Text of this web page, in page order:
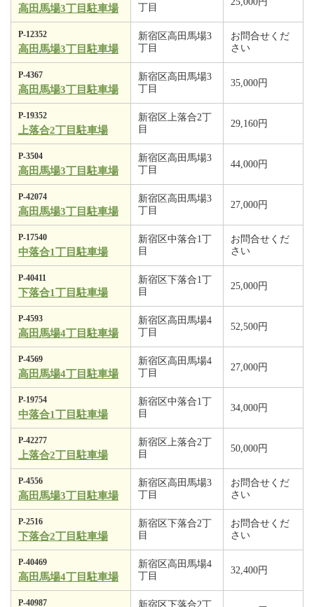
高田馬場3丁目駐車場
丁目
P-12352
高田馬場3丁目駐車場
新宿区高田馬場3
丁目
お問合せくだ
さい
P-4367
高田馬場3丁目駐車場
新宿区高田馬場3
丁目
35,000円
P-19352
上落合2丁目駐車場
新宿区上落合2丁
目
29,160円
P-3504
高田馬場3丁目駐車場
新宿区高田馬場3
丁目
44,000円
P-42074
高田馬場3丁目駐車場
新宿区高田馬場3
丁目
27,000円
P-17540
中落合1丁目駐車場
新宿区中落合1丁
目
お問合せくだ
さい
P-40411
下落合1丁目駐車場
新宿区下落合1丁
目
25,000円
P-4593
高田馬場4丁目駐車場
新宿区高田馬場4
丁目
52,500円
P-4569
高田馬場4丁目駐車場
新宿区高田馬場4
丁目
27,000円
P-19754
中落合1丁目駐車場
新宿区中落合1丁
目
34,000円
P-42277
上落合2丁目駐車場
新宿区上落合2丁
目
50,000円
P-4556
高田馬場3丁目駐車場
新宿区高田馬場3
丁目
お問合せくだ
さい
P-2516
下落合2丁目駐車場
新宿区下落合2丁
目
お問合せくだ
さい
P-40469
高田馬場4丁目駐車場
新宿区高田馬場4
丁目
32,400円
P-40987
新宿区下落合2丁